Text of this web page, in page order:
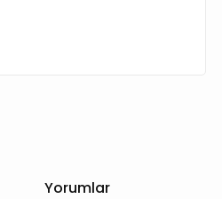
Yorumlar